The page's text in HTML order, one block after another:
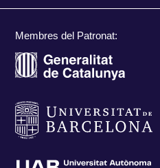
Membres del Patronat: